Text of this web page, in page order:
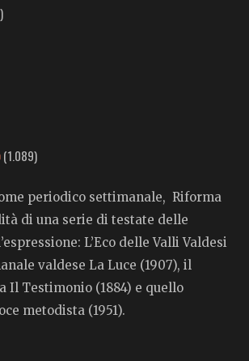
(1.089)
periodico settimanale, Riforma
di una serie di testate delle
L’Eco delle Valli Valdesi
valdese La Luce (1907), il
Il Testimonio (1884) e quello
metodista (1951).